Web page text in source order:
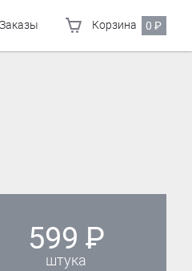
Заказы Корзина 0₽
599 ₽
штука